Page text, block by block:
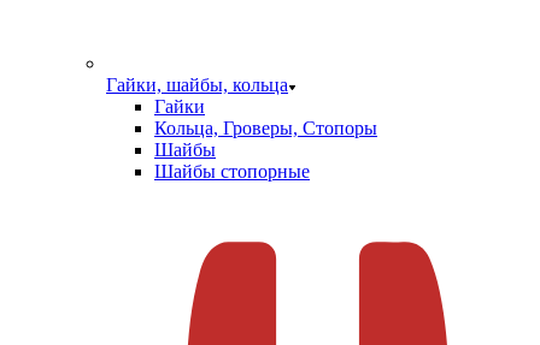
Гайки, шайбы, кольца
Гайки
Кольца, Гроверы, Стопоры
Шайбы
Шайбы стопорные